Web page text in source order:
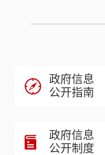
政府信息
公开指南
政府信息
公开制度